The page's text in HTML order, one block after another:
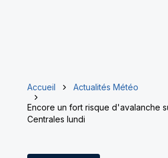
Accueil
Actualités Météo
Encore un fort risque d'avalanche
Centrales lundi